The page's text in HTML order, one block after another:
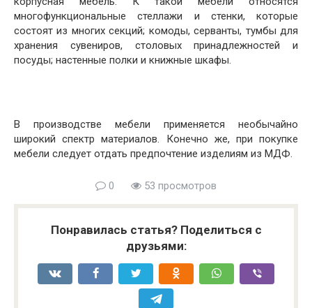
многофункциональные стеллажи и стенки, которые
состоят из многих секций; комоды, серванты, тумбы для
хранения сувениров, столовых принадлежностей и
посуды; настенные полки и книжные шкафы.
В производстве мебели применяется необычайно
широкий спектр материалов. Конечно же, при покупке
мебели следует отдать предпочтение изделиям из МДФ.
0 53 просмотров
Понравилась статья? Поделиться с
друзьями: